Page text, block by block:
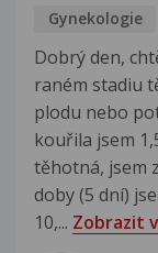
Gynekologie
Dobrý den,
raném stadiu
plodu nebo
kouřila jsem
těhotná, jsem
doby (5 dní)
10,... Zobrazit